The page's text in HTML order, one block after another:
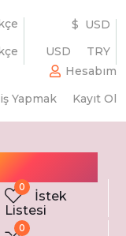
$ USD
USD
TRY
Hesabım
Yapmak
Kayıt Ol
0
İstek
Listesi
0
elde
elde